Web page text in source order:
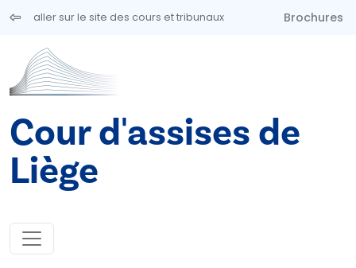
Aller au contenu principal
aller sur le site des cours et tribunaux Brochures
Cour d'assises de
Liège